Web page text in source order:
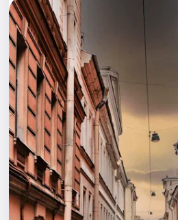
Выставки
Квесты
Экскурсии
Спорт
События
Города